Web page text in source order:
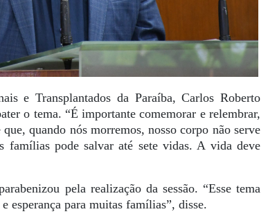
e Transplantados da Paraíba, Carlos Roberto
o tema. “É importante comemorar e relembrar,
quando nós morremos, nosso corpo não serve
famílias pode salvar até sete vidas. A vida deve
pela realização da sessão. “Esse tema
esperança para muitas famílias”, disse.